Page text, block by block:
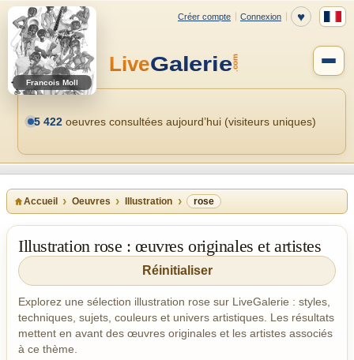
Francois Moll
5 422 oeuvres consultées aujourd’hui (visiteurs uniques)
Accueil Oeuvres Illustration rose
Illustration rose : œuvres originales et artistes
Réinitialiser
Explorez une sélection illustration rose sur LiveGalerie : styles,
techniques, sujets, couleurs et univers artistiques. Les résultats
mettent en avant des œuvres originales et les artistes associés
à ce thème.